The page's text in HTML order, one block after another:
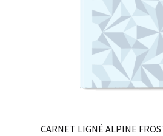
CARNET LIGNÉ ALPINE